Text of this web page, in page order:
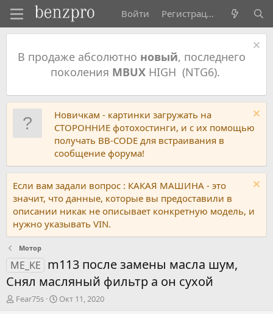
Войти Регистрация
В продаже абсолютно новый, последнего
поколения MBUXHIGH (NTG6).
Новичкам - картинки загружать на
СТОРОННИЕ фотохостинги, и с их помощью
получать BB-CODE для встраивания в
сообщение форума!
Если вам задали вопрос : КАКАЯ МАШИНА - это
значит, что данные, которые вы предоставили в
описании никак не описывает конкретную модель, и
нужно указывать VIN.
Мотор
ME_KE m113 после замены масла шум,
Снял масляный фильтр а он сухой
А
Fear75s
Д
Окт 11, 2020